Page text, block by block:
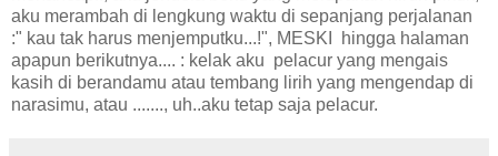
aku merambah di lengkung waktu di sepanjang perjalanan
:" kau tak harus menjemputku...!", MESKI hingga halaman
apapun berikutnya.... : kelak aku pelacur yang mengais
kasih di berandamu atau tembang lirih yang mengendap di
narasimu, atau ......., uh..aku tetap saja pelacur.